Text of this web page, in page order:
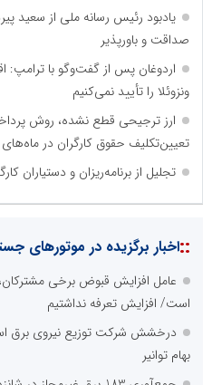
یادبود رئیس رسانه ملی از سعید
صداقت و باورپذیر
اردوغان پس از گفت‌وگو با ترامپ:
ونزوئلا را تأیید نمی‌کنیم
ارز ترجیحی قطع نشده، روش
تعیین‌تکلیف حقوق کارگران در ماه‌های
تجلیل از برنامه‌ریزان و دستیاران
::اخبار برگزیده در موتورهای
عامل افزایش قبوض برخی
است/ افزایش تعرفه نداشتیم
درخشش شرکت توزیع نیروی برق
بهام توانیر